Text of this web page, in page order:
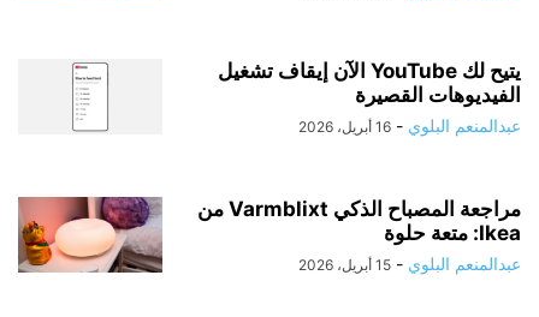
يتيح لك YouTube الآن إيقاف تشغيل
الفيديوهات القصيرة
عبدالمنعم البلوي - 16 أبريل، 2026
مراجعة المصباح الذكي Varmblixt من
Ikea: متعة حلوة
عبدالمنعم البلوي - 15 أبريل، 2026